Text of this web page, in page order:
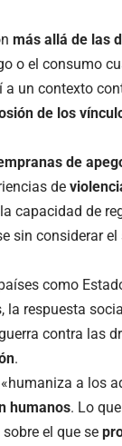
más allá de las
o el consumo
un contexto
de los
de
de
capacidad de
sin considerar
como
la respuesta
contra las
.
a los
humanos. Lo
el que se